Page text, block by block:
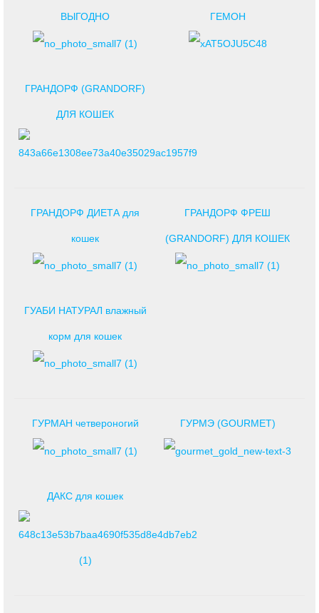
ВЫГОДНО ГЕМОН
ГРАНДОРФ (GRANDORF)
ДЛЯ КОШЕК
ГРАНДОРФ ДИЕТА для
кошек
ГРАНДОРФ ФРЕШ
(GRANDORF) ДЛЯ КОШЕК
ГУАБИ НАТУРАЛ влажный
корм для кошек
ГУРМАН четвероногий ГУРМЭ (GOURMET)
ДАКС для кошек